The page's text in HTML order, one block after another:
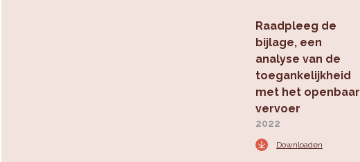
Raadpleeg de
bijlage, een
analyse van de
toegankelijkheid
met het openbaar
vervoer
2022
Downloaden